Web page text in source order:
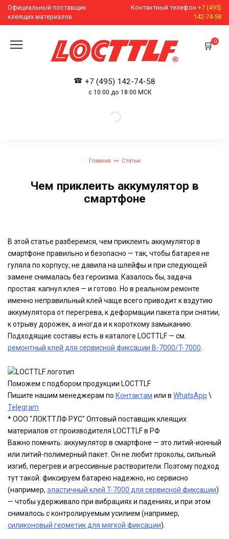
Перейти
содержанию
Официальный поставщик
клеящих материалов
Контактный телефон +7 (495)
142-74-58
+7 (495) 142-74-58
с 10:00 до 18:00 МСК
0
Главная Статьи
Чем приклеить аккумулятор в
смартфоне
В этой статье разберемся, чем приклеить аккумулятор в
смартфоне правильно и безопасно — так, чтобы батарея не
гуляла по корпусу, не давила на шлейфы и при следующей
замене снималась без героизма. Казалось бы, задача
простая: капнул клея — и готово. Но в реальном ремонте
именно неправильный клей чаще всего приводит к вздутию
аккумулятора от перегрева, к деформации пакета при снятии,
к отрыву дорожек, а иногда и к короткому замыканию.
Подходящие составы есть в каталоге LOCTTLF — см.
ремонтный клей для сервисной фиксации B-7000/T-7000
Поможем с подбором продукции LOCTTLF
Пишите нашим менеджерам по Контактам или в WhatsApp \
Telegram
* ООО "ЛОКТТЛФ РУС" Оптовый поставщик клеящих
материалов от производителя LOCTTLF в РФ
Важно помнить: аккумулятор в смартфоне — это литий-ионный
или литий-полимерный пакет. Он не любит проколы, сильный
изгиб, перегрев и агрессивные растворители. Поэтому подход
тут такой: фиксируем батарею надежно, но сервисно
(например, эластичный клей T-7000 для сервисной фиксации)
— чтобы удерживало при вибрациях и падениях, и при этом
снималось с контролируемым усилием (например,
силиконовый герметик для мягкой фиксации).